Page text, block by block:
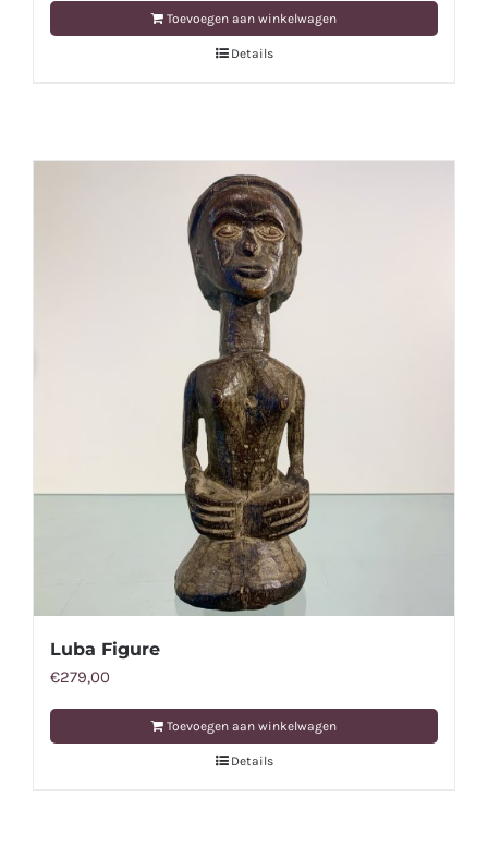
Toevoegen aan winkelwagen
Details
Luba Figure
€279,00
Toevoegen aan winkelwagen
Details